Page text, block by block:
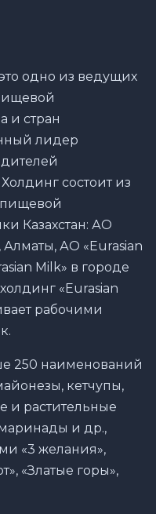
одно из ведущих
и стран
лидер
состоит из
Казахстан: АО
Алматы, АО «Eurasian
Milk» в городе
«Eurasian
рабочими
250 наименований
кетчупы,
и растительные
и др.,
«3 желания»,
«Златые горы»,